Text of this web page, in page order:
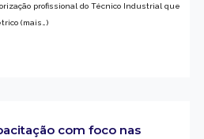
profissional do Técnico Industrial que
(mais…)
com foco nas